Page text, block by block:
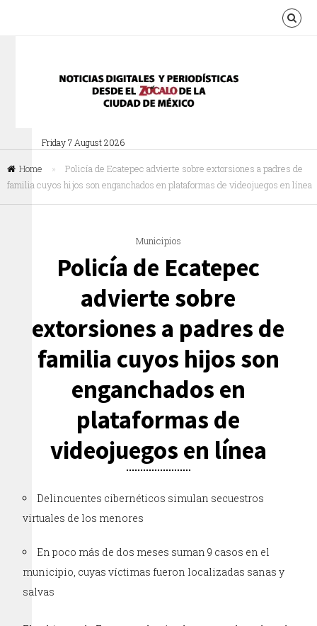
Friday 7 August 2026
Home »
Policía de Ecatepec advierte sobre extorsiones a padres de
familia cuyos hijos son enganchados en plataformas de videojuegos en línea
Municipios
Policía de Ecatepec
advierte sobre
extorsiones a padres de
familia cuyos hijos son
enganchados en
plataformas de
videojuegos en línea
Delincuentes cibernéticos simulan secuestros
virtuales de los menores
En poco más de dos meses suman 9 casos en el
municipio, cuyas víctimas fueron localizadas sanas y
salvas